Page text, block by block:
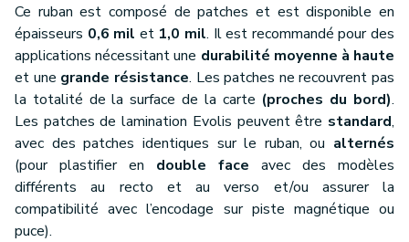
Ce ruban est composé de patches et est disponible en
épaisseurs 0,6 mil et 1,0 mil. Il est recommandé pour des
applications nécessitant une durabilité moyenne à haute
et une grande résistance. Les patches ne recouvrent pas
la totalité de la surface de la carte (proches du bord).
Les patches de lamination Evolis peuvent être standard,
avec des patches identiques sur le ruban, ou alternés
(pour plastifier en double face avec des modèles
différents au recto et au verso et/ou assurer la
compatibilité avec l’encodage sur piste magnétique ou
puce).